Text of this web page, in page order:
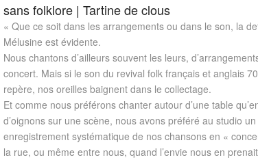
sans folklore | Tartine de clous
« Que ce soit dans les arrangements ou dans le son, la
Mélusine est évidente.
Nous chantons d’ailleurs souvent les leurs,
concert. Mais si le son du revival folk français et anglais
repère, nos oreilles baignent dans le collectage.
Et comme nous préférons chanter autour d’une table
d’oignons sur une scène, nous avons préféré au studio un
enregistrement systématique de nos chansons en «
la rue, ou même entre nous, quand l’envie nous en